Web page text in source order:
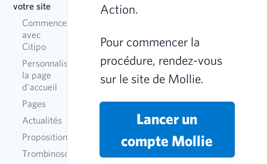
votre site
Commencer
avec
Citipo
Personnaliser
la page
d'accueil
Pages
Actualités
Propositions
Trombinoscope
Action.
Pour commencer la
procédure, rendez-vous
sur le site de Mollie.
Lancer un
compte Mollie